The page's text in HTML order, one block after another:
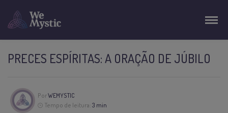
PRECES ESPÍRITAS: A ORAÇÃO DE JÚBILO
PorWEMYSTIC
Tempo de leitura: 3 min